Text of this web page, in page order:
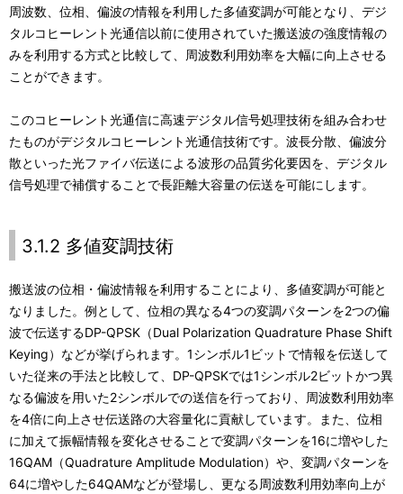
周波数、位相、偏波の情報を利用した多値変調が可能となり、デジ
タルコヒーレント光通信以前に使用されていた搬送波の強度情報の
みを利用する方式と比較して、周波数利用効率を大幅に向上させる
ことができます。
このコヒーレント光通信に高速デジタル信号処理技術を組み合わせ
たものがデジタルコヒーレント光通信技術です。波長分散、偏波分
散といった光ファイバ伝送による波形の品質劣化要因を、デジタル
信号処理で補償することで長距離大容量の伝送を可能にします。
3.1.2 多値変調技術
搬送波の位相・偏波情報を利用することにより、多値変調が可能と
なりました。例として、位相の異なる4つの変調パターンを2つの偏
波で伝送するDP-QPSK（Dual Polarization Quadrature Phase Shift
Keying）などが挙げられます。1シンボル1ビットで情報を伝送して
いた従来の手法と比較して、DP-QPSKでは1シンボル2ビットかつ異
なる偏波を用いた2シンボルでの送信を行っており、周波数利用効率
を4倍に向上させ伝送路の大容量化に貢献しています。また、位相
に加えて振幅情報を変化させることで変調パターンを16に増やした
16QAM（Quadrature Amplitude Modulation）や、変調パターンを
64に増やした64QAMなどが登場し、更なる周波数利用効率向上が